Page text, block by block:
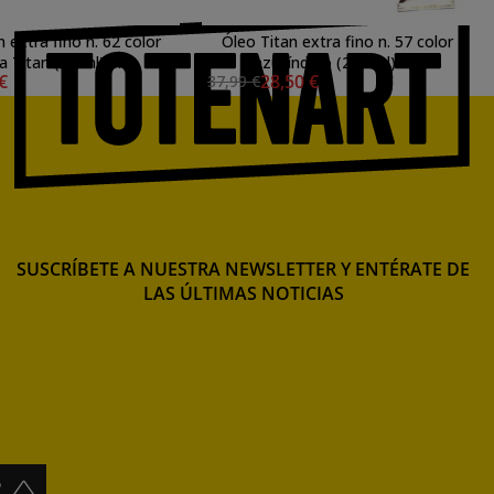
extra fino n. 62 color
Titan (20 ml) S.2
Óleo Titan extra fino n. 57 color
azul índigo (200 ml) S.2
37,99 €28,50 €
SUSCRÍBETE A NUESTRA NEWSLETTER Y ENTÉRATE DE
LAS ÚLTIMAS NOTICIAS